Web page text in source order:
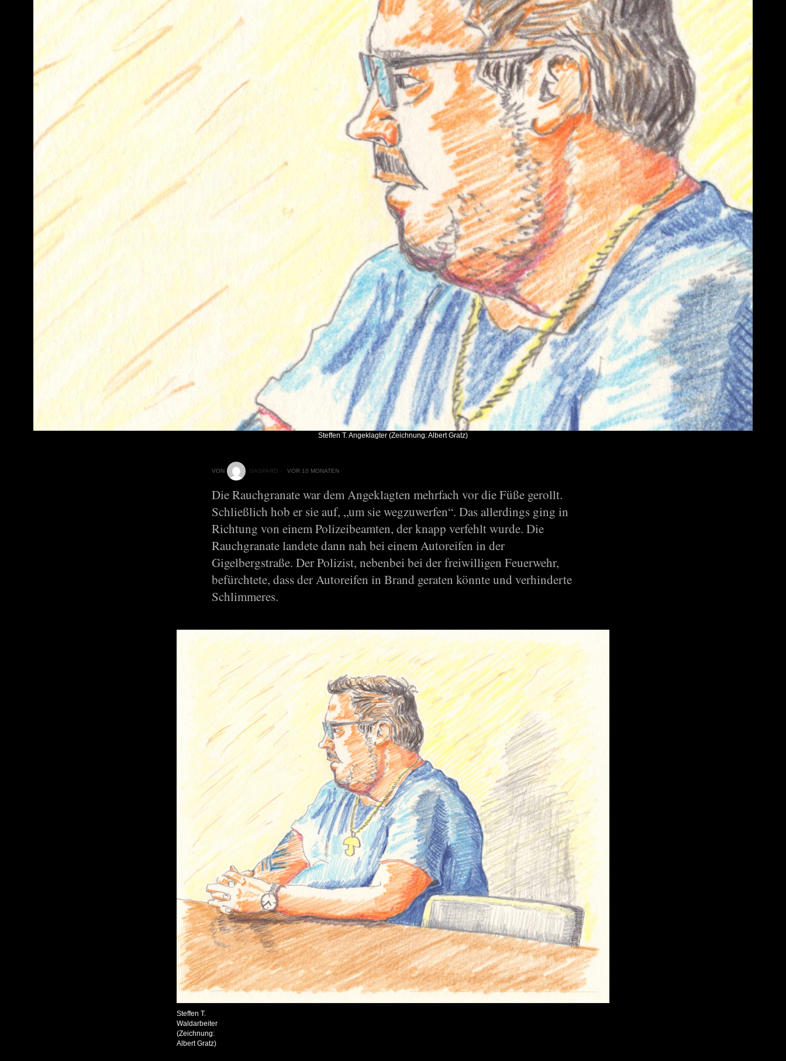
Steffen T. Angeklagter (Zeichnung: Albert Gratz)
VON GASPARD VOR 10 MONATEN
Die Rauchgranate war dem Angeklagten mehrfach vor die Füße gerollt.
Schließlich hob er sie auf, „um sie wegzuwerfen“. Das allerdings ging in
Richtung von einem Polizeibeamten, der knapp verfehlt wurde. Die
Rauchgranate landete dann nah bei einem Autoreifen in der
Gigelbergstraße. Der Polizist, nebenbei bei der freiwilligen Feuerwehr,
befürchtete, dass der Autoreifen in Brand geraten könnte und verhinderte
Schlimmeres.
Steffen T.
Waldarbeiter
(Zeichnung:
Albert Gratz)